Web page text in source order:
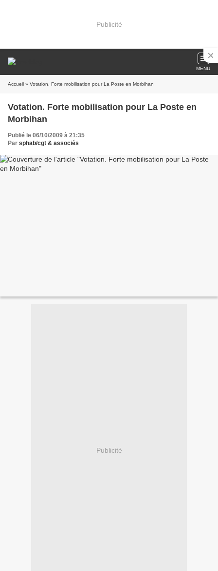
Publicité
MENU
Accueil » Votation. Forte mobilisation pour La Poste en Morbihan
Votation. Forte mobilisation pour La Poste en
Morbihan
Publié le 06/10/2009 à 21:35
Par sphab/cgt & associés
Publicité